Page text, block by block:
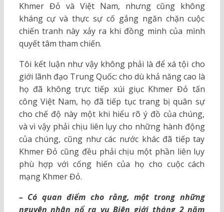
Khmer Đỏ và Việt Nam, nhưng cũng không
kháng cự và thực sự cố gắng ngăn chặn cuộc
chiến tranh này xảy ra khi đồng minh của mình
quyết tâm tham chiến.
Tôi kết luận như vậy không phải là để xá tội cho
giới lãnh đạo Trung Quốc: cho dù khả năng cao là
họ đã không trực tiếp xúi giục Khmer Đỏ tấn
công Việt Nam, họ đã tiếp tục trang bị quân sự
cho chế độ này một khi hiểu rõ ý đồ của chúng,
và vì vậy phải chịu liên lụy cho những hành động
của chúng, cũng như các nước khác đã tiếp tay
Khmer Đỏ cũng đều phải chịu một phần liên lụy
phù hợp với cống hiến của họ cho cuộc cách
mạng Khmer Đỏ.
– Có quan điểm cho rằng, một trong những
nguyên nhân nổ ra vụ Biên giới tháng 2 năm